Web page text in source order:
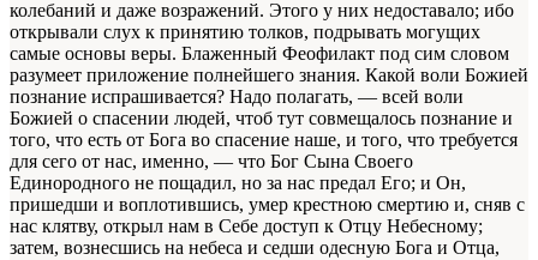
колебаний и даже возражений. Этого у них недоставало; ибо
открывали слух к принятию толков, подрывать могущих
самые основы веры. Блаженный Феофилакт под сим словом
разумеет приложение полнейшего знания. Какой воли Божией
познание испрашивается? Надо полагать, — всей воли
Божией о спасении людей, чтоб тут совмещалось познание и
того, что есть от Бога во спасение наше, и того, что требуется
для сего от нас, именно, — что Бог Сына Своего
Единородного не пощадил, но за нас предал Его; и Он,
пришедши и воплотившись, умер крестною смертию и, сняв с
нас клятву, открыл нам в Себе доступ к Отцу Небесному;
затем, вознесшись на небеса и седши одесную Бога и Отца,